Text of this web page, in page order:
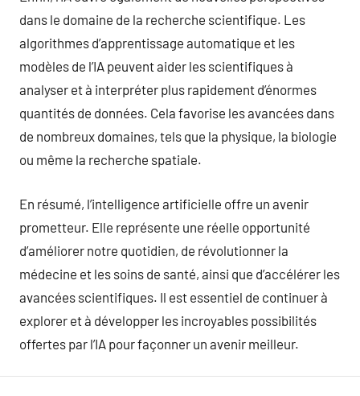
dans le domaine de la recherche scientifique. Les
algorithmes d’apprentissage automatique et les
modèles de l’IA peuvent aider les scientifiques à
analyser et à interpréter plus rapidement d’énormes
quantités de données. Cela favorise les avancées dans
de nombreux domaines, tels que la physique, la biologie
ou même la recherche spatiale.
En résumé, l’intelligence artificielle offre un avenir
prometteur. Elle représente une réelle opportunité
d’améliorer notre quotidien, de révolutionner la
médecine et les soins de santé, ainsi que d’accélérer les
avancées scientifiques. Il est essentiel de continuer à
explorer et à développer les incroyables possibilités
offertes par l’IA pour façonner un avenir meilleur.